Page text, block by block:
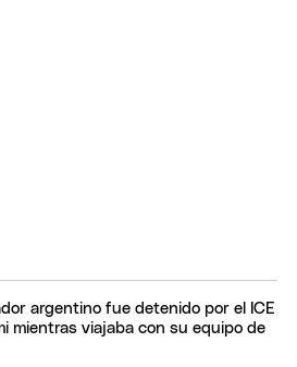
argentino fue detenido por el ICE
mientras viajaba con su equipo de